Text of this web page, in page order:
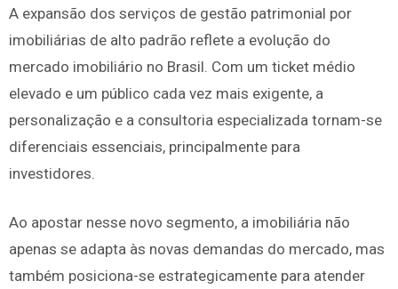
A expansão dos serviços de gestão patrimonial por
imobiliárias de alto padrão reflete a evolução do
mercado imobiliário no Brasil. Com um ticket médio
elevado e um público cada vez mais exigente, a
personalização e a consultoria especializada tornam-se
diferenciais essenciais, principalmente para
investidores.
Ao apostar nesse novo segmento, a imobiliária não
apenas se adapta às novas demandas do mercado, mas
também posiciona-se estrategicamente para atender